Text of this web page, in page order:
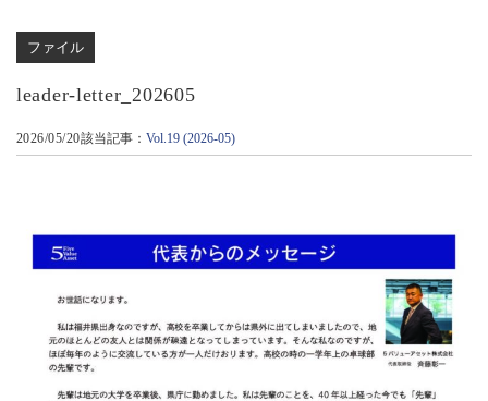
代表について
メンバー
採用情報
お客さま本位の業務運営に関する取組方針
個人情報取り扱い
反社会的勢力との関係遮断のための基本方針
ファイル
leader-letter_202605
2026/05/20該当記事： Vol.19 (2026-05)